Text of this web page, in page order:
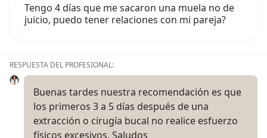
Tengo 4 días que me sacaron una muela no de
juicio, puedo tener relaciones con mi pareja?
RESPUESTA DEL PROFESIONAL:
Buenas tardes nuestra recomendación es que
los primeros 3 a 5 días después de una
extracción o cirugía bucal no realice esfuerzo
físicos excesivos. Saludos